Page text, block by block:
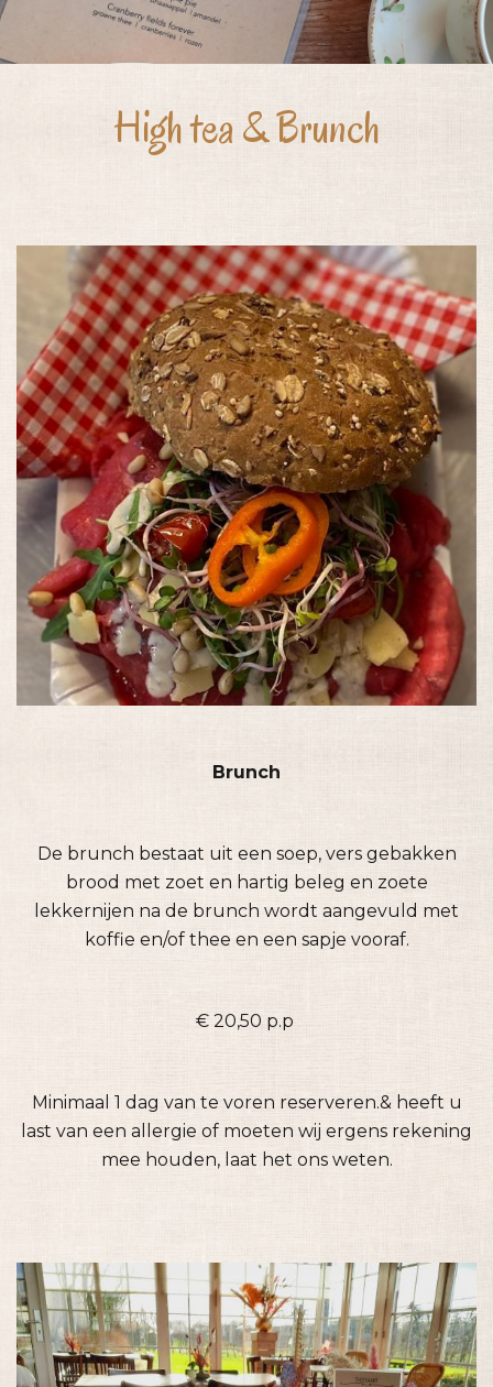
High tea & Brunch
Brunch
De brunch bestaat uit een soep, vers gebakken
brood met zoet en hartig beleg en zoete
lekkernijen na de brunch wordt aangevuld met
koffie en/of thee en een sapje vooraf.
€ 20,50 p.p
Minimaal 1 dag van te voren reserveren.& heeft u
last van een allergie of moeten wij ergens rekening
mee houden, laat het ons weten.